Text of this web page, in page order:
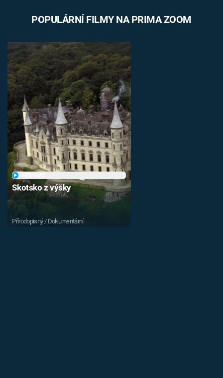
POPULÁRNÍ FILMY NA PRIMA ZOOM
Skotsko z výšky
Přírodopisný / Dokumentární